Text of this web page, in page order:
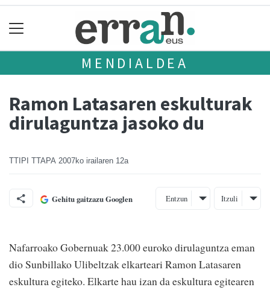
MENDIALDEA
Ramon Latasaren eskulturak
dirulaguntza jasoko du
TTIPI TTAPA 2007ko irailaren 12a
Gehitu gaitzazu Googlen Entzun Itzuli
Nafarroako Gobernuak 23.000 euroko dirulaguntza eman
dio Sunbillako Ulibeltzak elkarteari Ramon Latasaren
eskultura egiteko. Elkarte hau izan da eskultura egitearen